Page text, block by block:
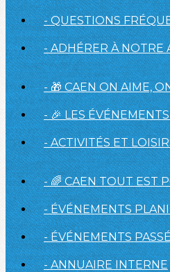
- QUESTIONS
- ADHÉRER À NOTRE
- 🎁 CAEN ON AIME,
- 🎉 LES
- ACTIVITÉS ET
- 🌈 CAEN TOUT EST
- ÉVÉNEMENTS
- ÉVÉNEMENTS
- ANNUAIRE INTERNE